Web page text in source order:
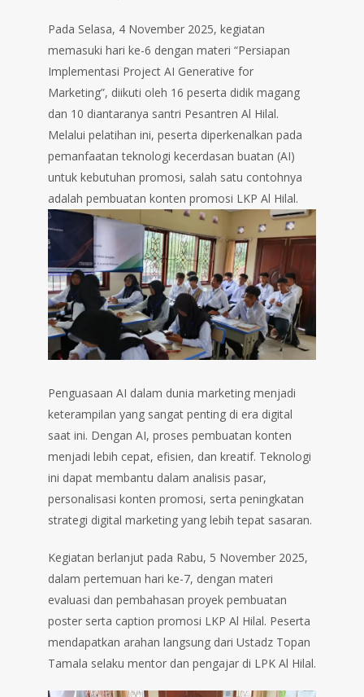
Pada Selasa, 4 November 2025, kegiatan
memasuki hari ke-6 dengan materi “Persiapan
Implementasi Project AI Generative for
Marketing”, diikuti oleh 16 peserta didik magang
dan 10 diantaranya santri Pesantren Al Hilal.
Melalui pelatihan ini, peserta diperkenalkan pada
pemanfaatan teknologi kecerdasan buatan (AI)
untuk kebutuhan promosi, salah satu contohnya
adalah pembuatan konten promosi LKP Al Hilal.
Penguasaan AI dalam dunia marketing menjadi
keterampilan yang sangat penting di era digital
saat ini. Dengan AI, proses pembuatan konten
menjadi lebih cepat, efisien, dan kreatif. Teknologi
ini dapat membantu dalam analisis pasar,
personalisasi konten promosi, serta peningkatan
strategi digital marketing yang lebih tepat sasaran.
Kegiatan berlanjut pada Rabu, 5 November 2025,
dalam pertemuan hari ke-7, dengan materi
evaluasi dan pembahasan proyek pembuatan
poster serta caption promosi LKP Al Hilal. Peserta
mendapatkan arahan langsung dari Ustadz Topan
Tamala selaku mentor dan pengajar di LPK Al Hilal.